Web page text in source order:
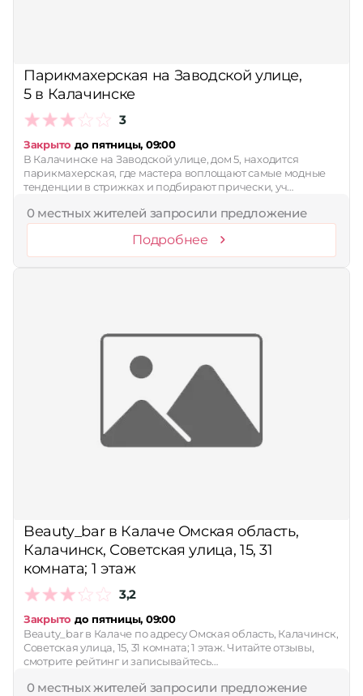
Парикмахерская на Заводской улице,
5 в Калачинске
3
Закрыто до пятницы, 09:00
В Калачинске на Заводской улице, дом 5, находится
парикмахерская, где мастера воплощают самые модные
тенденции в стрижках и подбирают прически, уч…
0 местных жителей запросили предложение
Подробнее
Beauty_bar в Калаче Омская область,
Калачинск, Советская улица, 15, 31
комната; 1 этаж
3,2
Закрыто до пятницы, 09:00
Beauty_bar в Калаче по адресу Омская область, Калачинск,
Советская улица, 15, 31 комната; 1 этаж. Читайте отзывы,
смотрите рейтинг и записывайтесь…
0 местных жителей запросили предложение